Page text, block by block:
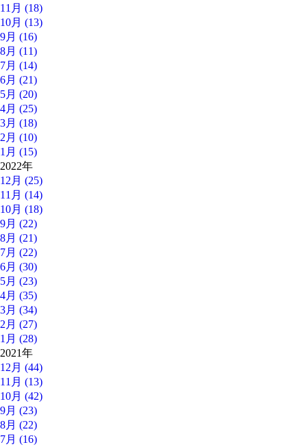
11月 (18)
10月 (13)
9月 (16)
8月 (11)
7月 (14)
6月 (21)
5月 (20)
4月 (25)
3月 (18)
2月 (10)
1月 (15)
2022年
12月 (25)
11月 (14)
10月 (18)
9月 (22)
8月 (21)
7月 (22)
6月 (30)
5月 (23)
4月 (35)
3月 (34)
2月 (27)
1月 (28)
2021年
12月 (44)
11月 (13)
10月 (42)
9月 (23)
8月 (22)
7月 (16)